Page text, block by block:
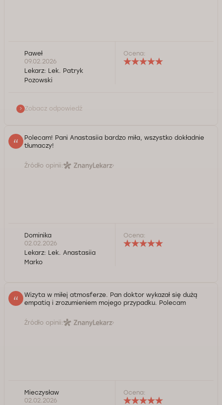
lek. Patryk Pozowski: Dziękuję serdecznie i życzę
wszystkiego dobrego :)
Paweł
09.02.2026
Lekarz: Lek. Patryk
Pozowski
Ocena:
Zobacz odpowiedź
Polecam! Pani Anastasiia bardzo miła, wszystko dokładnie
tłumaczy!
Źródło opinii:
Dominika
02.02.2026
Lekarz: Lek. Anastasiia
Marko
Ocena:
Wizyta w miłej atmosferze. Pan doktor wykazał się dużą
empatią i zrozumieniem mojego przypadku. Polecam
Źródło opinii:
lek. Patryk Pozowski: Serdecznie dziękuję :)
Mieczysław
02.02.2026
Ocena: